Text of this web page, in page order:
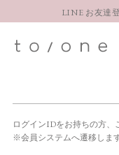
LINE お友達
【重要】お盆期間
LINE お友達
ログインIDをお持ちの方、
※会員システムへ遷移します